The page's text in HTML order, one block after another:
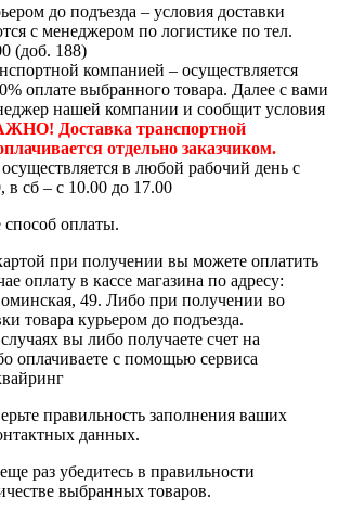
до подъезда – условия доставки
с менеджером по логистике по тел.
(доб. 188)
компанией – осуществляется
оплате выбранного товара. Далее с вами
нашей компании и сообщит условия
Доставка транспортной
отдельно заказчиком.
в любой рабочий день с
в сб – с 10.00 до 17.00
способ оплаты.
при получении вы можете оплатить
оплату в кассе магазина по адресу:
49. Либо при получении во
товара курьером до подъезда.
вы либо получаете счет на
оплачиваете с помощью сервиса
правильность заполнения ваших
данных.
еще раз убедитесь в правильности
выбранных товаров.